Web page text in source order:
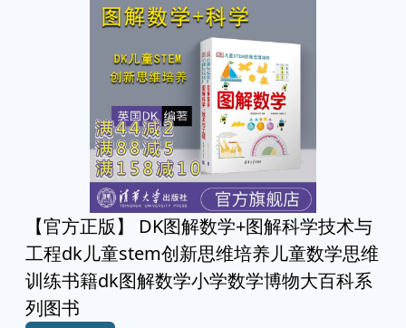
【官方正版】 DK图解数学+图解科学技术与
工程dk儿童stem创新思维培养儿童数学思维
训练书籍dk图解数学小学数学博物大百科系
列图书